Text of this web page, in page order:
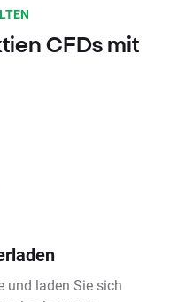
CFDs mit
und laden Sie sich